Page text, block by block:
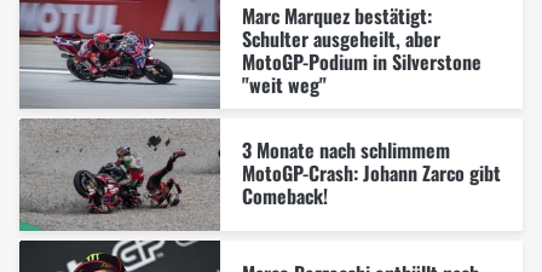
Marc Marquez bestätigt:
Schulter ausgeheilt, aber
MotoGP-Podium in Silverstone
"weit weg"
3 Monate nach schlimmem
MotoGP-Crash: Johann Zarco gibt
Comeback!